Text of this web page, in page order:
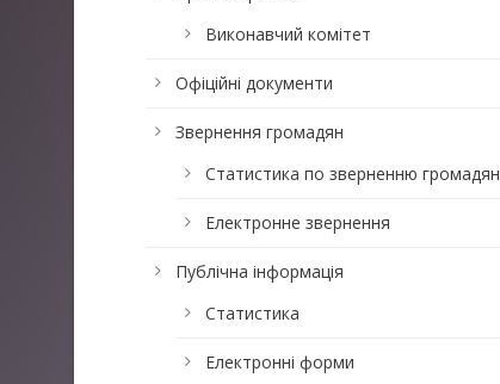
Виконавчий комітет
Офіційні документи
Звернення громадян
Статистика по зверненню громадян
Електронне звернення
Публічна інформація
Статистика
Електронні форми